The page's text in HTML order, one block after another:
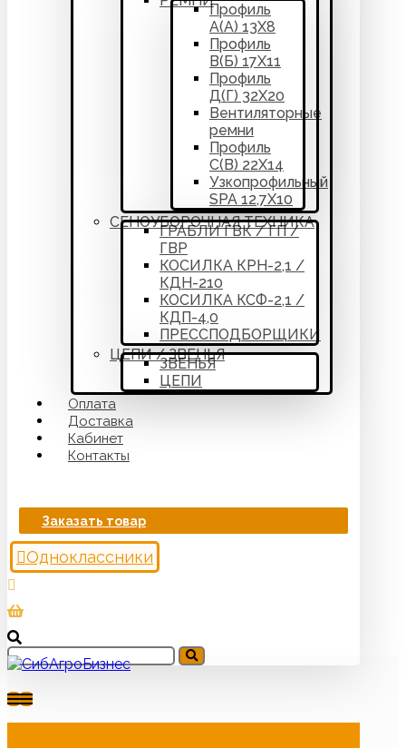
Профиль
А(А) 13Х8
Профиль
В(Б) 17Х11
Профиль
Д(Г) 32Х20
Вентиляторные
ремни
Профиль
С(В) 22Х14
Узкопрофильный
SPA 12,7Х10
СЕНОУБОРОЧНАЯ ТЕХНИКА
ГРАБЛИ ГВК / ГП /
ГВР
КОСИЛКА КРН-2,1 /
КДН-210
КОСИЛКА КСФ-2,1 /
КДП-4,0
ПРЕССПОДБОРЩИКИ
ЦЕПИ / ЗВЕНЬЯ
ЗВЕНЬЯ
ЦЕПИ
Оплата
Доставка
Кабинет
Контакты
Заказать товар
Одноклассники